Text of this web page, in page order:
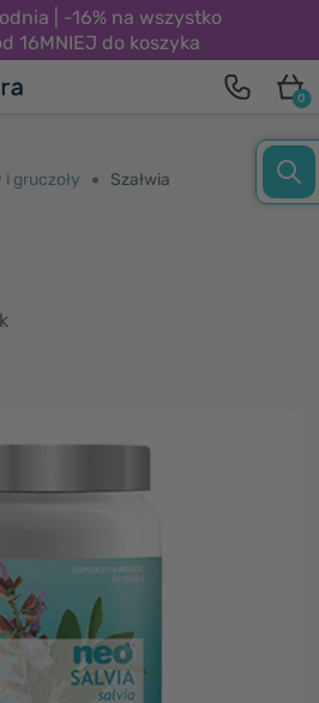
| -16% na wszystko
16MNIEJ do koszyka
0
gruczoły Szałwia